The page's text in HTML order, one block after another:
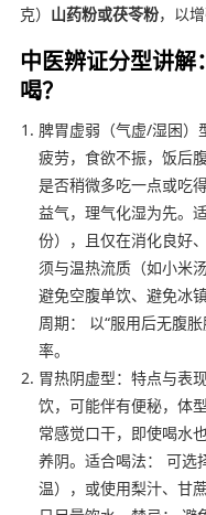
克） 山药粉或茯苓粉，以
中医辨证分型讲
喝？
脾胃虚弱（气虚/湿困）
疲劳，食欲不振，饭后
是否稍微多吃一点或吃
益气，理气化湿为先。
份），且仅在消化良好
须与温热流质（如小米
避免空腹单饮、避免冰
周期： 以“服用后无腹
率。
胃热阴虚型：特点与表
饮，可能伴有便秘，体
常感觉口干，即使喝水
养阴。适合喝法： 可选
温），或使用梨汁、甘